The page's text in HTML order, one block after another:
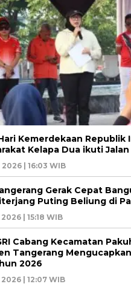
Kemerdekaan Republik
Kelapa Dua ikuti
| 16:03 WIB
Gerak Cepat
Puting Beliung di
| 15:18 WIB
Cabang Kecamatan
Tangerang
2026
| 12:07 WIB